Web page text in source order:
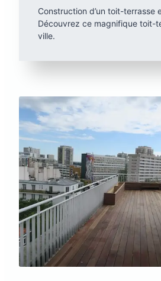
Construction d’un toit-terrasse
Découvrez ce magnifique toit-
ville.